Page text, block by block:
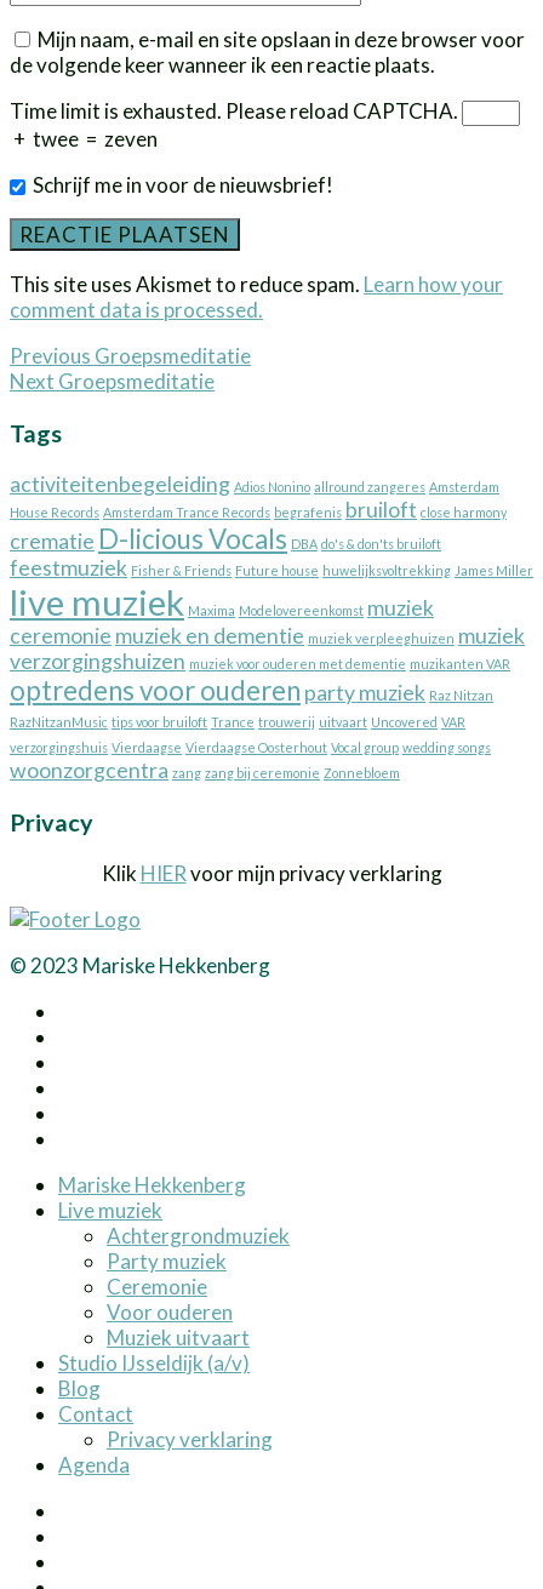
Mijn naam, e-mail en site opslaan in deze browser voor
de volgende keer wanneer ik een reactie plaats.
Time limit is exhausted. Please reload CAPTCHA.
+ twee = zeven
Schrijf me in voor de nieuwsbrief!
This site uses Akismet to reduce spam. Learn how your
comment data is processed.
Bericht
navigatie
Previous Previous
post:
Groepsmeditatie
Next Next
Groepsmeditatie
Tags
activiteitenbegeleiding Adios Nonino allround zangeres Amsterdam
House Records Amsterdam Trance Records begrafenis bruiloft close harmony
crematie D-licious Vocals DBA do's & don'ts bruiloft
feestmuziek Fisher & Friends Future house huwelijksvoltrekking James Miller
live muziek Maxima Modelovereenkomst muziek
ceremonie muziek en dementie muziek verpleeghuizen muziek
verzorgingshuizen muziek voor ouderen met dementie muzikanten VAR
optredens voor ouderen party muziek Raz Nitzan
RazNitzanMusic tips voor bruiloft Trance trouwerij uitvaart Uncovered VAR
verzorgingshuis Vierdaagse Vierdaagse Oosterhout Vocal group wedding songs
woonzorgcentra zang zang bij ceremonie Zonnebloem
Privacy
Klik HIERvoor mijn privacy verklaring
© 2023 Mariske Hekkenberg
Mariske Hekkenberg
Live muziek
Achtergrondmuziek
Party muziek
Ceremonie
Voor ouderen
Muziek uitvaart
Studio IJsseldijk (a/v)
Blog
Contact
Privacy verklaring
Agenda